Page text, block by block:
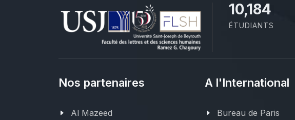
11,727
ÉTUDIANTS
Nos partenaires
Al Mazeed
A l'International
Bureau de Paris